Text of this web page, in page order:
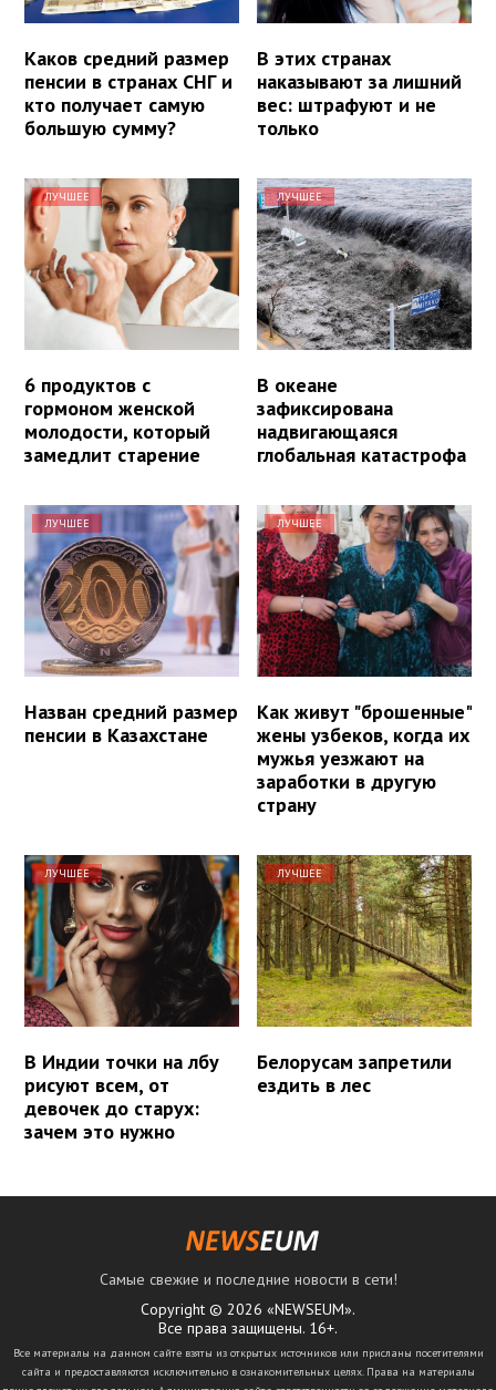
Каков средний размер
пенсии в странах СНГ и
кто получает самую
большую сумму?
В этих странах
наказывают за лишний
вес: штрафуют и не
только
ЛУЧШЕЕ
6 продуктов с
гормоном женской
молодости, который
замедлит старение
ЛУЧШЕЕ
В океане
зафиксирована
надвигающаяся
глобальная катастрофа
ЛУЧШЕЕ
Назван средний размер
пенсии в Казахстане
ЛУЧШЕЕ
Как живут "брошенные"
жены узбеков, когда их
мужья уезжают на
заработки в другую
страну
ЛУЧШЕЕ
В Индии точки на лбу
рисуют всем, от
девочек до старух:
зачем это нужно
ЛУЧШЕЕ
Белорусам запретили
ездить в лес
Самые свежие и последние новости в сети!
Copyright © 2026 «NEWSEUM».
Все права защищены. 16+.
Все материалы на данном сайте взяты из открытых источников или присланы посетителями
сайта и предоставляются исключительно в ознакомительных целях. Права на материалы